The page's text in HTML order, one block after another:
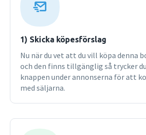
process. Slutligen diskuteras hur
läsaren en introduktion till utvalda
och åtgärder; en beskrivning som
rad exempel som är hämtade från
ämnet coaching. Den är både teoretisk
riktar sig således till både studenter och
på området. Den andra upplagan är en
norska utgåvan från 2010. Den utgår
kapitelstruktur som föregående
1) Skicka köpesförslag
Nu när du vet att du vill köpa denna
och den finns tillgänglig så trycker
knappen under annonserna för att
med säljarna.